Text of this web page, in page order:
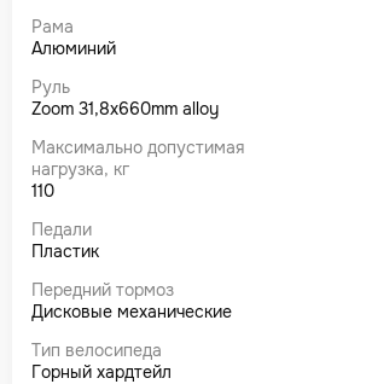
Рама
Алюминий
Руль
Zoom 31,8x660mm alloy
Максимально допустимая
нагрузка, кг
110
Педали
Пластик
Передний тормоз
Дисковые механические
Тип велосипеда
Горный хардтейл